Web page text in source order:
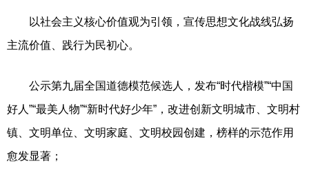
以社会主义核心价值观为引领，宣传思想文化战线弘扬
主流价值、践行为民初心。
公示第九届全国道德模范候选人，发布“时代楷模”“中国
好人”“最美人物”“新时代好少年”，改进创新文明城市、文明村
镇、文明单位、文明家庭、文明校园创建，榜样的示范作用
愈发显著；